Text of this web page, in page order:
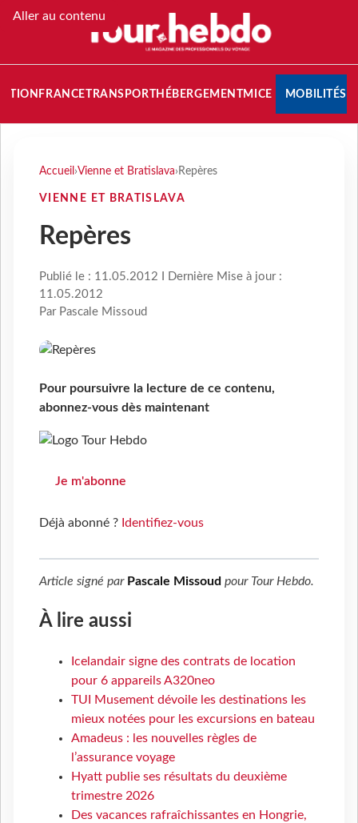
Aller au contenu
FRANCETRANSPORT HÉBERGEMENTMICE MOBILITÉS
Accueil ›Vienne et Bratislava› Repères
VIENNE ET BRATISLAVA
Repères
Publié le : 11.05.2012 I Dernière Mise à jour :
11.05.2012
Par Pascale Missoud
Pour poursuivre la lecture de ce contenu,
abonnez-vous dès maintenant
Je m'abonne
Déjà abonné ? Identifiez-vous
Article signé par Pascale Missoud pour Tour Hebdo.
À lire aussi
Icelandair signe des contrats de location
pour 6 appareils A320neo
TUI Musement dévoile les destinations les
mieux notées pour les excursions en bateau
Amadeus : les nouvelles règles de
l’assurance voyage
Hyatt publie ses résultats du deuxième
trimestre 2026
Des vacances rafraîchissantes en Hongrie,